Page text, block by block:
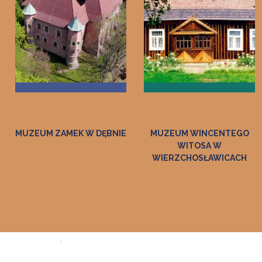
W DĘBNIE
MUZEUM WINCENTEGO
WIERZCHOSŁAWICACH